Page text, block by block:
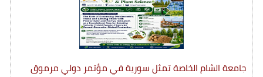
جامعة الشام الخاصة تمثل سورية في مؤتمر دولي مرموق